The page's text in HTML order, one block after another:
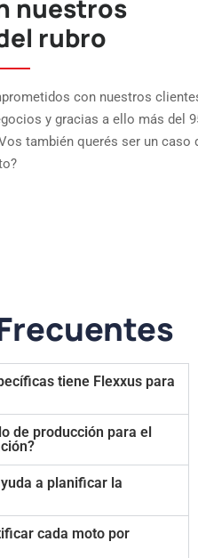
nuestros
rubro
con nuestros
y gracias a ello más del
también querés ser un caso
tiene Flexxus para
de producción para el
a planificar la
cada moto por